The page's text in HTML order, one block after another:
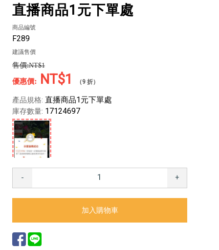
直播商品1元下單處
商品編號
F289
建議售價
NT$1
NT$1 （9 折）
產品規格: 直播商品1元下單處
庫存數量: 17124697
- +